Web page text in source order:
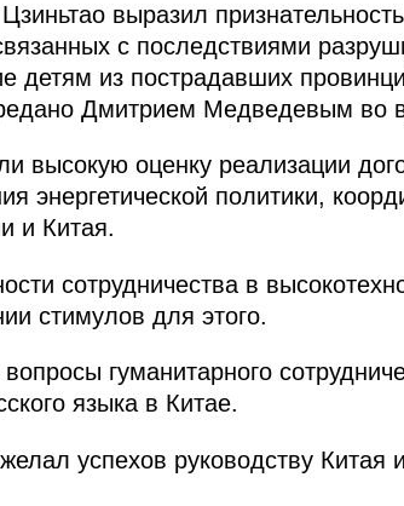
выразил
с последствиями
детям из пострадавших
Дмитрием Медведевым во
высокую оценку реализации
энергетической политики,
и Китая.
сотрудничества в
стимулов для этого.
гуманитарного
языка в Китае.
успехов руководству Китая